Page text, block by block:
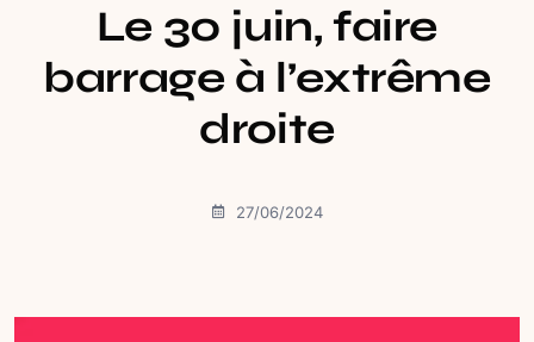
Le 30 juin, faire
barrage à l’extrême
droite
27/06/2024